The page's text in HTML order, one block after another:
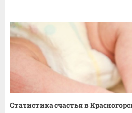
Статистика счастья в